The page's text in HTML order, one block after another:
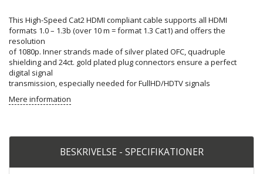
This High-Speed Cat2 HDMI compliant cable supports all HDMI
formats 1.0 – 1.3b (over 10 m = format 1.3 Cat1) and offers the
resolution
of 1080p. Inner strands made of silver plated OFC, quadruple
shielding and 24ct. gold plated plug connectors ensure a perfect
digital signal
transmission, especially needed for FullHD/HDTV signals
Mere information
BESKRIVELSE - SPECIFIKATIONER